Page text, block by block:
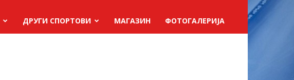
ДРУГИ СПОРТОВИ МАГАЗИН ФОТОГАЛЕРИЈА